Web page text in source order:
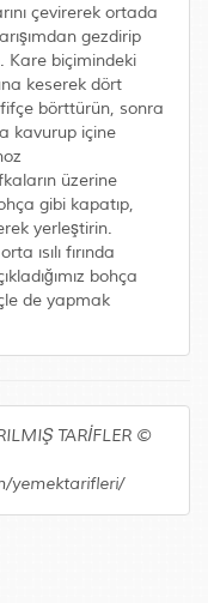
çevirerek ortada
gezdirip
Kare biçimindeki
keserek dört
börttürün, sonra
kavurup içine
üzerine
gibi kapatıp,
yerleştirin.
ısılı fırında
bohça
de yapmak
TARİFLER ©
yemektarifleri/